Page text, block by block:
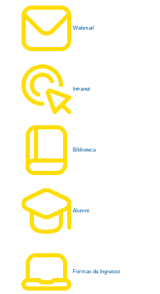
Webmail
Intranet
Biblioteca
Alumni
Formas de Ingresso